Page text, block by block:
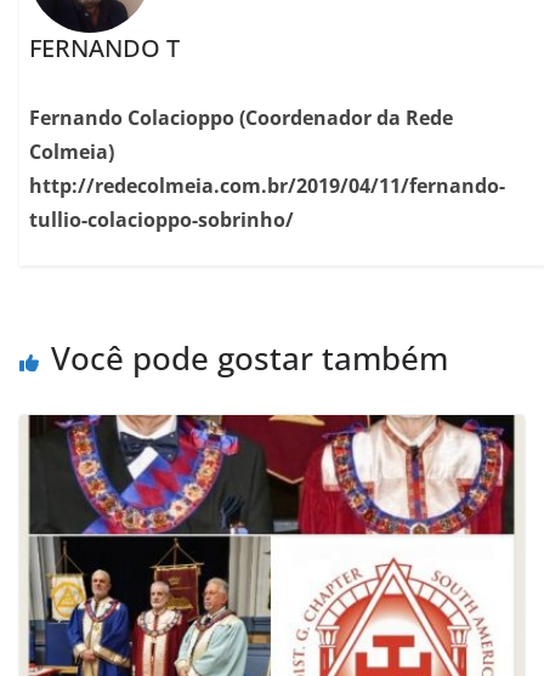
FERNANDO T
Fernando Colacioppo (Coordenador da Rede
Colmeia)
http://redecolmeia.com.br/2019/04/11/fernando-
tullio-colacioppo-sobrinho/
Você pode gostar também